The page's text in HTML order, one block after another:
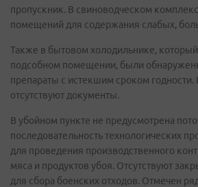
пропускник. В свиноводческом
помещений для содержания слабых,
Также в бытовом холодильнике,
подсобном помещении, были
препараты с истекшим сроком
отсутствуют документы.
В убойном пункте не предусмотрена
последовательность технологических
для проведения производственного
мяса и продуктов убоя. Отсутствуют
для сбора боенских отходов. Отмечен